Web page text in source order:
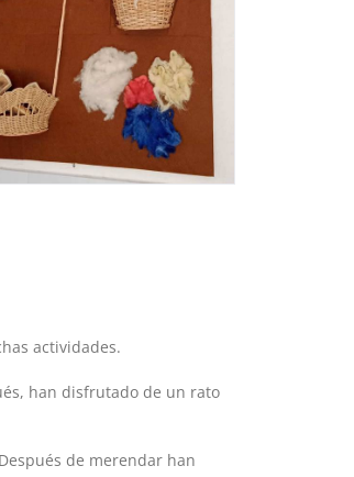
actividades.
han disfrutado de un rato
de merendar han